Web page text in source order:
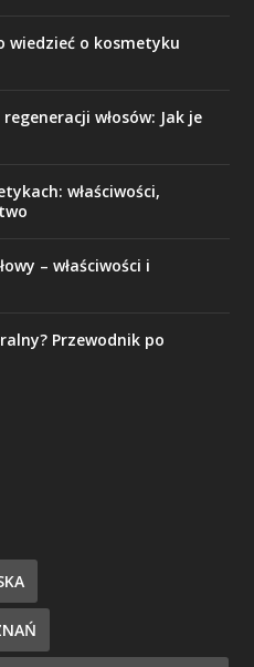
wiedzieć o kosmetyku
włosów: Jak je
właściwości,
– właściwości i
Przewodnik po